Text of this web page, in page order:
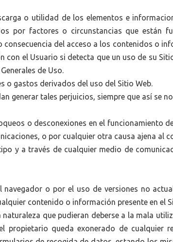
o utilidad de los elementos e
por factores o circunstancias que están
del acceso a los contenidos o
el Usuario si detecta que un uso de su
de Uso.
o gastos derivados del uso del Sitio Web.
generar tales perjuicios, siempre que así se
o desconexiones en el funcionamiento
o por cualquier otra causa ajena al
y a través de cualquier medio de
o por el uso de versiones no
contenido o información presente en el
que pudieran deberse a la mala
queda exonerado de cualquier